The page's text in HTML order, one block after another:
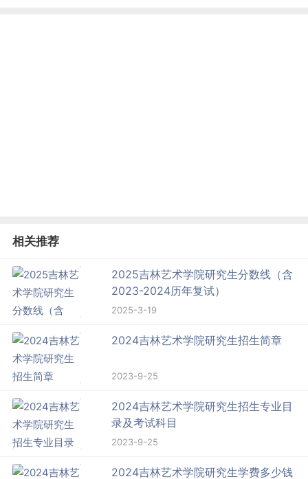
相关推荐
2025吉林艺术学院研究生分数线（含
2023-2024历年复试）
2025-3-19
2024吉林艺术学院研究生招生简章
2023-9-25
2024吉林艺术学院研究生招生专业目
录及考试科目
2023-9-25
2024吉林艺术学院研究生学费多少钱